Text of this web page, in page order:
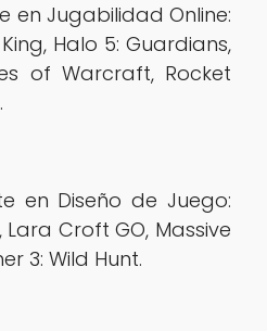
en Jugabilidad Online:
Halo 5: Guardians,
of Warcraft, Rocket
en Diseño de Juego:
Lara Croft GO, Massive
3: Wild Hunt.